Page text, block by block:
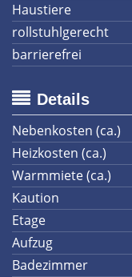
Haustiere
rollstuhlgerecht
barrierefrei
Details
Nebenkosten (ca.)
Heizkosten (ca.)
Warmmiete (ca.)
Kaution
Etage
Aufzug
Badezimmer